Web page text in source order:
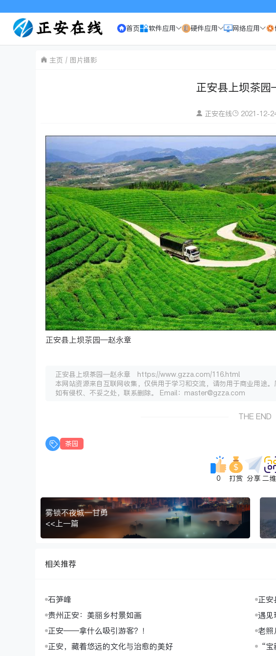
首页 软件应用 硬件应用 网络应用
主页 图片摄影
正安县上坝茶
正安在线 2021-12-
正安县上坝茶园—赵永章
正安县上坝茶园—赵永章 https://www.gzza.com/116.html
本网站资源来自互联网收集，仅供用于学习和交流，请勿用于商业用途
如有侵权、不妥之处，联系删除。 Email：master@gzza.com
THE END
茶园
0 打赏 分享 二
雾锁不夜城—甘勇
<<上一篇
相关推荐
石笋峰
正安
贵州正安：美丽乡村景如画
遇
正安——拿什么吸引游客？！
老照
正安，藏着悠远的文化与治愈的美好
“